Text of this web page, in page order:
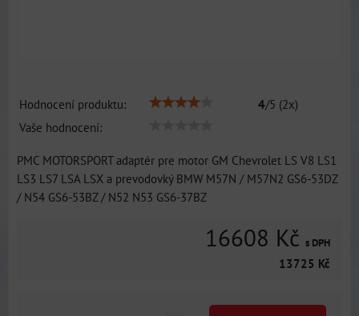
Hodnocení produktu: 4/5 (2x)
Vaše hodnocení:
PMC MOTORSPORT adaptér pre motor GM Chevrolet LS V8 LS1
LS3 LS7 LSA LSX a prevodovký BMW M57N / M57N2 GS6-53DZ
/ N54 GS6-53BZ / N52 N53 GS6-37BZ
16608 Kč s DPH
13725 Kč